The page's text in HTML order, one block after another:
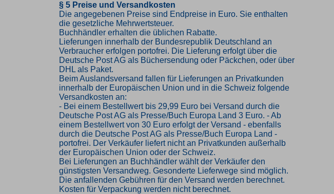
§ 5 Preise und Versandkosten
Die angegebenen Preise sind Endpreise in Euro. Sie enthalten
die gesetzliche Mehrwertsteuer.
Buchhändler erhalten die üblichen Rabatte.
Lieferungen innerhalb der Bundesrepublik Deutschland an
Verbraucher erfolgen portofrei. Die Lieferung erfolgt über die
Deutsche Post AG als Büchersendung oder Päckchen, oder über
DHL als Paket.
Beim Auslandsversand fallen für Lieferungen an Privatkunden
innerhalb der Europäischen Union und in die Schweiz folgende
Versandkosten an:
- Bei einem Bestellwert bis 29,99 Euro bei Versand durch die
Deutsche Post AG als Presse/Buch Europa Land 3 Euro. - Ab
einem Bestellwert von 30 Euro erfolgt der Versand - ebenfalls
durch die Deutsche Post AG als Presse/Buch Europa Land -
portofrei. Der Verkäufer liefert nicht an Privatkunden außerhalb
der Europäischen Union oder der Schweiz.
Bei Lieferungen an Buchhändler wählt der Verkäufer den
günstigsten Versandweg. Gesonderte Lieferwege sind möglich.
Die anfallenden Gebühren für den Versand werden berechnet.
Kosten für Verpackung werden nicht berechnet.